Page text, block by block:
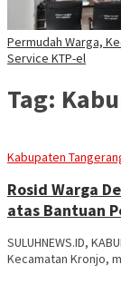
Permudah Warga,
Service KTP-el
Tag:
Kabupaten
Rosid Warga
atas Bantuan
SULUHNEWS.ID,
Kecamatan Kronjo,